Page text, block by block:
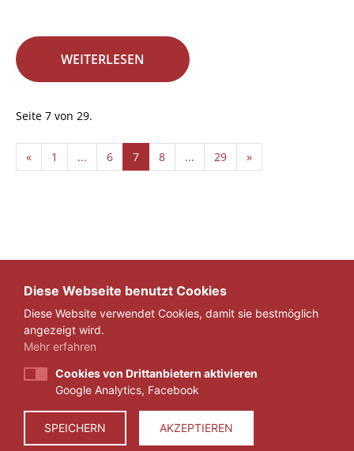
WEITERLESEN
Seite 7 von 29.
« 1 ... 6 7 8 ... 29 »
IMPRESSUM
DATENSCHUTZ
© 2026 ZEIT FÜR VERANTWORTUNG E.V.
Diese Webseite benutzt Cookies
Diese Website verwendet Cookies, damit sie bestmöglich
angezeigt wird.
Mehr erfahren
Cookies von Drittanbietern aktivieren
Google Analytics, Facebook
SPEICHERN AKZEPTIEREN